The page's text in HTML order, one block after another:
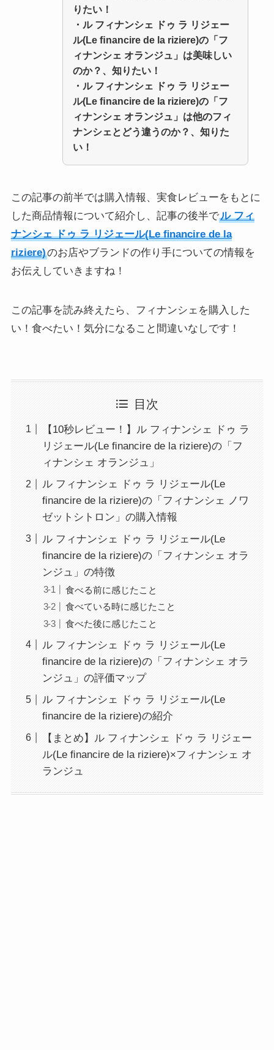
りたい！
・ ル フィナンシェ ドゥ ラ リジェー
ル(Le ﬁnancire de la riziere)の「フ
ィナンシェ オランジュ」 は美味しい
のか？、知りたい！
・ ル フィナンシェ ドゥ ラ リジェー
ル(Le ﬁnancire de la riziere)の「フ
ィナンシェ オランジュ」 は他のフィ
ナンシェとどう違うのか？、知りた
い！
この記事の前半では購入情報、実食レビューをもとに
した商品情報について紹介し、記事の後半でル フィ
ナンシェ ドゥ ラ リジェール(Le ﬁnancire de la
riziere)のお店やブランドの作り手についての情報を
お伝えしていきますね！
この記事を読み終えたら、フィナンシェを購入した
い！食べたい！気分になること間違いなしです！
目次
【10秒レビュー！】ル フィナンシェ ドゥ ラ
リジェール(Le ﬁnancire de la riziere)の「フ
ィナンシェ オランジュ」
ル フィナンシェ ドゥ ラ リジェール(Le
ﬁnancire de la riziere)の「フィナンシェ ノワ
ゼットシトロン」の購入情報
ル フィナンシェ ドゥ ラ リジェール(Le
ﬁnancire de la riziere)の「フィナンシェ オラ
ンジュ」の特徴
食べる前に感じたこと
食べている時に感じたこと
食べた後に感じたこと
ル フィナンシェ ドゥ ラ リジェール(Le
ﬁnancire de la riziere)の「フィナンシェ オラ
ンジュ」の評価マップ
ル フィナンシェ ドゥ ラ リジェール(Le
ﬁnancire de la riziere)の紹介
【まとめ】ル フィナンシェ ドゥ ラ リジェー
ル(Le ﬁnancire de la riziere)×フィナンシェ オ
ランジュ